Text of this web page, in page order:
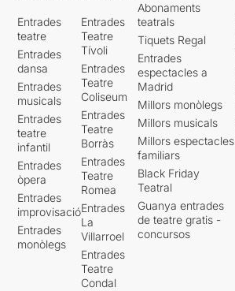
Entrades
teatre
Entrades
dansa
Entrades
musicals
Entrades
teatre
infantil
Entrades
òpera
Entrades
improvisació
Entrades
monòlegs
Entrades
Teatre
Tívoli
Entrades
Teatre
Coliseum
Entrades
Teatre
Borràs
Entrades
Teatre
Romea
Entrades
La
Villarroel
Entrades
Teatre
Condal
Abonaments
teatrals
Tiquets Regal
Entrades
espectacles a
Madrid
Millors monòlegs
Millors musicals
Millors espectacles
familiars
Black Friday
Teatral
Guanya entrades
de teatre gratis -
concursos